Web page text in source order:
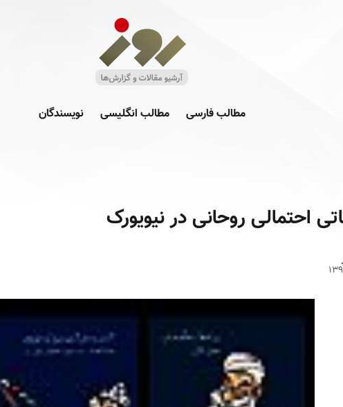
مطالب فارسی مطالب انگلیسی نویسندگان
احتمالی روحانی در نیویورک